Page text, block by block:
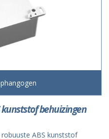
behuizingen
ABS kunststof